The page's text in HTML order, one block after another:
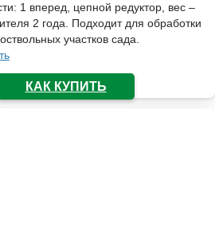
1 вперед, цепной редуктор, вес –
2 года. Подходит для обработки
участков сада.
КАК КУПИТЬ